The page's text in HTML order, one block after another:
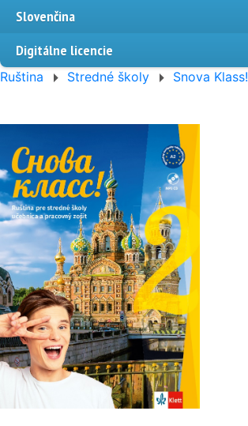
Slovenčina
Digitálne licencie
Ruština Stredné školy Snova Klass!